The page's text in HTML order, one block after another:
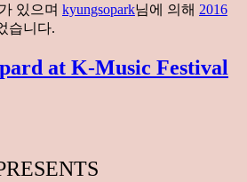
있으며 kyungsopark님에 의해 2016
습니다.
at K-Music Festival